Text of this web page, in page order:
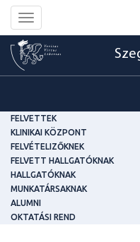
Toggle
navigation
FELVETTEK
KLINIKAI KÖZPONT
FELVÉTELIZŐKNEK
FELVETT HALLGATÓKNAK
HALLGATÓKNAK
MUNKATÁRSAKNAK
ALUMNI
OKTATÁSI REND